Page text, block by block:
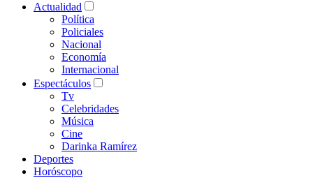
Actualidad
Política
Policiales
Nacional
Economía
Internacional
Espectáculos
Tv
Celebridades
Música
Cine
Darinka Ramírez
Deportes
Horóscopo